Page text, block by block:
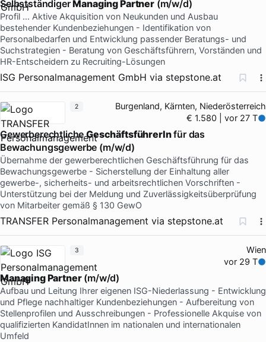
SelbstständigerManaging Partner(m/w/d)
Profil … Aktive Akquisition von Neukunden und Ausbau
bestehender Kundenbeziehungen - Identifikation von
Personalbedarfen und Entwicklung passender Beratungs- und
Suchstrategien - Beratung von Geschäftsführern, Vorständen und
HR-Entscheidern zu Recruiting-Lösungen
ISG Personalmanagement GmbH via stepstone.at
Burgenland, Kärnten, Niederösterreich
€ 1.580 | vor 27 T
GewerberechtlicheGeschäftsführerInfür das
Bewachungsgewerbe (m/w/d)
Übernahme der gewerberechtlichen Geschäftsführung für das
Bewachungsgewerbe - Sicherstellung der Einhaltung aller
gewerbe-, sicherheits- und arbeitsrechtlichen Vorschriften -
Unterstützung bei der Meldung und Zuverlässigkeitsüberprüfung
von Mitarbeiter gemäß § 130 GewO
TRANSFER Personalmanagement via stepstone.at
2
Wien
vor 29 T
Managing Partner(m/w/d)
Aufbau und Leitung Ihrer eigenen ISG-Niederlassung - Entwicklung
und Pflege nachhaltiger Kundenbeziehungen - Aufbereitung von
Stellenprofilen und Ausschreibungen - Professionelle Akquise von
qualifizierten KandidatInnen im nationalen und internationalen
Umfeld
3